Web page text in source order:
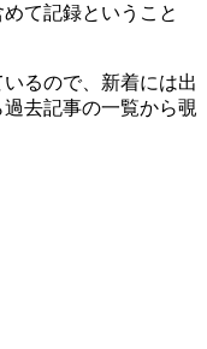
て記録ということ
るので、新着には出
去記事の一覧から覗